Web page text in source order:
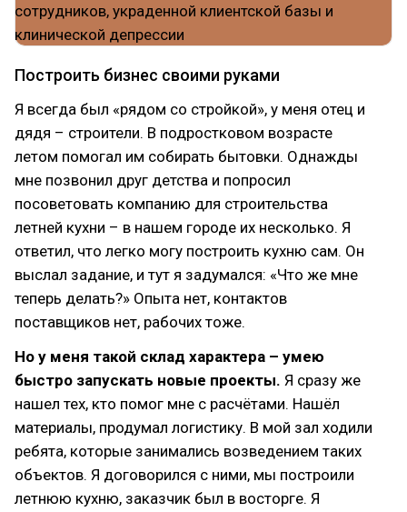
Построить бизнес своими руками
Я всегда был «рядом со стройкой», у меня отец и
дядя – строители. В подростковом возрасте
летом помогал им собирать бытовки. Однажды
мне позвонил друг детства и попросил
посоветовать компанию для строительства
летней кухни – в нашем городе их несколько. Я
ответил, что легко могу построить кухню сам. Он
выслал задание, и тут я задумался: «Что же мне
теперь делать?» Опыта нет, контактов
поставщиков нет, рабочих тоже.
Но у меня такой склад характера – умею
быстро запускать новые проекты. Я сразу же
нашел тех, кто помог мне с расчётами. Нашёл
материалы, продумал логистику. В мой зал ходили
ребята, которые занимались возведением таких
объектов. Я договорился с ними, мы построили
летнюю кухню, заказчик был в восторге. Я